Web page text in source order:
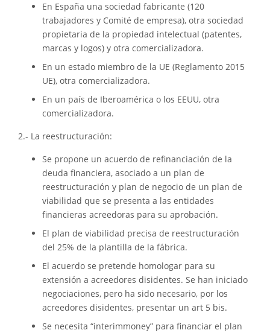
En España una sociedad fabricante (120
trabajadores y Comité de empresa), otra sociedad
propietaria de la propiedad intelectual (patentes,
marcas y logos) y otra comercializadora.
En un estado miembro de la UE (Reglamento 2015
UE), otra comercializadora.
En un país de Iberoamérica o los EEUU, otra
comercializadora.
2.- La reestructuración:
Se propone un acuerdo de refinanciación de la
deuda financiera, asociado a un plan de
reestructuración y plan de negocio de un plan de
viabilidad que se presenta a las entidades
financieras acreedoras para su aprobación.
El plan de viabilidad precisa de reestructuración
del 25% de la plantilla de la fábrica.
El acuerdo se pretende homologar para su
extensión a acreedores disidentes. Se han iniciado
negociaciones, pero ha sido necesario, por los
acreedores disidentes, presentar un art 5 bis.
Se necesita “interimmoney” para financiar el plan